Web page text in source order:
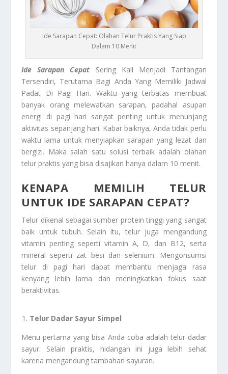
Ide Sarapan Cepat: Olahan Telur Praktis Yang Siap
Dalam 10 Menit
Ide Sarapan Cepat Sering Kali Menjadi Tantangan
Tersendiri, Terutama Bagi Anda Yang Memiliki Jadwal
Padat Di Pagi Hari. Waktu yang terbatas membuat
banyak orang melewatkan sarapan, padahal asupan
energi di pagi hari sangat penting untuk menunjang
aktivitas sepanjang hari. Kabar baiknya, Anda tidak perlu
waktu lama untuk menyiapkan sarapan yang lezat dan
bergizi. Maka salah satu solusi terbaik adalah olahan
telur praktis yang bisa disajikan hanya dalam 10 menit.
KENAPA MEMILIH TELUR
UNTUK IDE SARAPAN CEPAT?
Telur dikenal sebagai sumber protein tinggi yang sangat
baik untuk tubuh. Selain itu, telur juga mengandung
vitamin penting seperti vitamin A, D, dan B12, serta
mineral seperti zat besi dan selenium. Mengonsumsi
telur di pagi hari dapat membantu menjaga rasa
kenyang lebih lama dan meningkatkan fokus saat
beraktivitas.
Telur Dadar Sayur Simpel
Menu pertama yang bisa Anda coba adalah telur dadar
sayur. Selain praktis, hidangan ini juga lebih sehat
karena mengandung tambahan sayuran.